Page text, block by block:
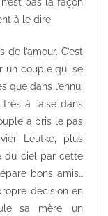
à le dire.
l’amour. C’est
un couple qui se
que dans l’ennui
à l’aise dans
a pris le pas
Leutke, plus
du ciel par cette
bons amis…
décision en
sa mère, un